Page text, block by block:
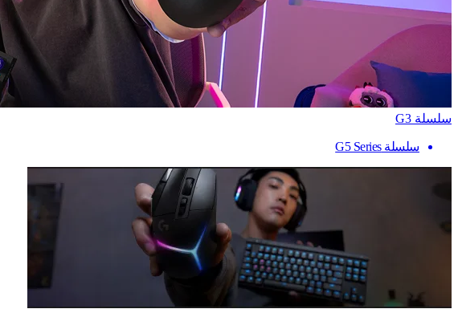
سلسلة G3
سلسلة G5 Series